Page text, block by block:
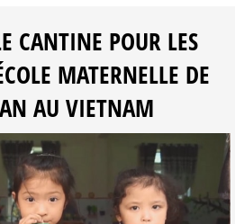
CANTINE POUR LES
MATERNELLE DE
AU VIETNAM